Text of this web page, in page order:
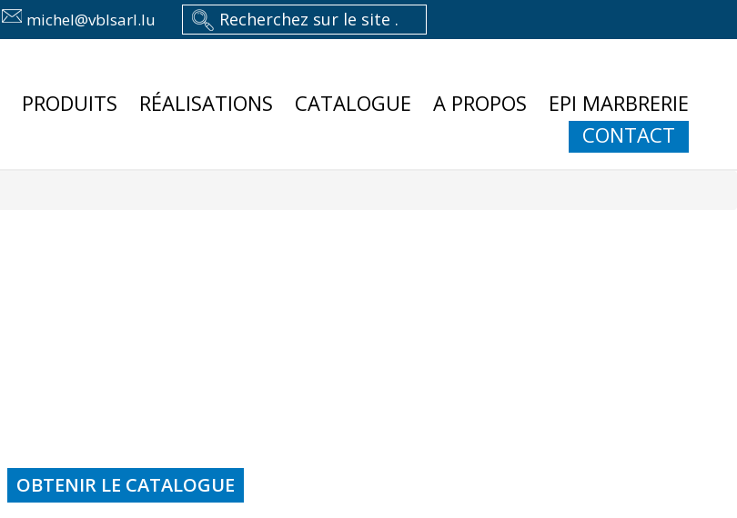
michel@vblsarl.lu
PRODUITS RÉALISATIONS CATALOGUE A PROPOS
EPI MARBRERIE
CONTACT
OBTENIR LE CATALOGUE